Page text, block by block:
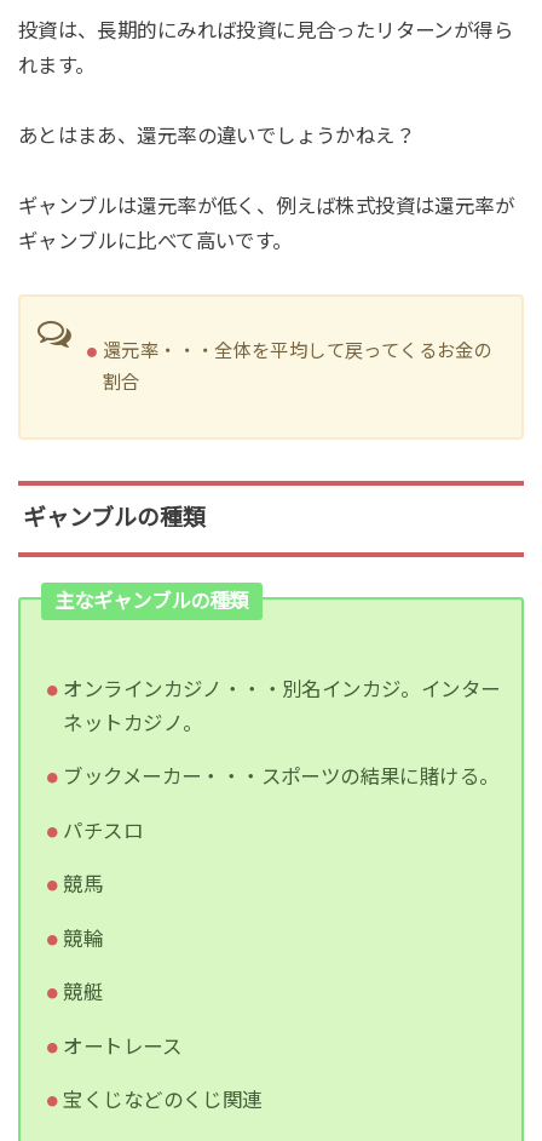
投資は、長期的にみれば投資に見合ったリターンが得ら
れます。
あとはまあ、還元率の違いでしょうかねえ？
ギャンブルは還元率が低く、例えば株式投資は還元率が
ギャンブルに比べて高いです。
還元率・・・全体を平均して戻ってくるお金の
割合
ギャンブルの種類
主なギャンブルの種類
オンラインカジノ・・・別名インカジ。インター
ネットカジノ。
ブックメーカー・・・スポーツの結果に賭ける。
パチスロ
競馬
競輪
競艇
オートレース
宝くじなどのくじ関連